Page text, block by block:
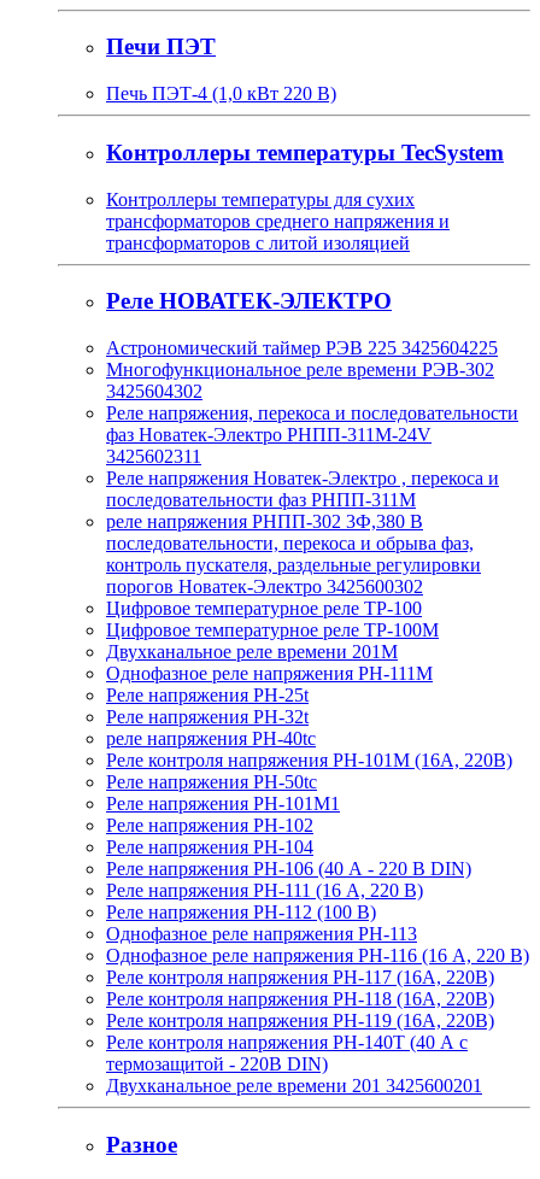
Печи ПЭТ
Печь ПЭТ-4 (1,0 кВт 220 В)
Контроллеры температуры TecSystem
Контроллеры температуры для сухих
трансформаторов среднего напряжения и
трансформаторов с литой изоляцией
Реле НОВАТЕК-ЭЛЕКТРО
Астрономический таймер РЭВ 225 3425604225
Многофункциональное реле времени РЭВ-302
3425604302
Реле напряжения, перекоса и последовательности
фаз Новатек-Электро РНПП-311М-24V
3425602311
Реле напряжения Новатек-Электро , перекоса и
последовательности фаз РНПП-311М
реле напряжения РНПП-302 3Ф,380 В
последовательности, перекоса и обрыва фаз,
контроль пускателя, раздельные регулировки
порогов Новатек-Электро 3425600302
Цифровое температурное реле ТР-100
Цифровое температурное реле ТР-100М
Двухканальное реле времени 201М
Однофазное реле напряжения РН-111М
Реле напряжения РН-25t
Реле напряжения РН-32t
реле напряжения РН-40tc
Реле контроля напряжения РН-101М (16А, 220В)
Реле напряжения РН-50tc
Реле напряжения РН-101М1
Реле напряжения РН-102
Реле напряжения РН-104
Реле напряжения РН-106 (40 А - 220 В DIN)
Реле напряжения РН-111 (16 А, 220 В)
Реле напряжения РН-112 (100 В)
Однофазное реле напряжения РН-113
Однофазное реле напряжения РН-116 (16 А, 220 В)
Реле контроля напряжения РН-117 (16А, 220В)
Реле контроля напряжения РН-118 (16А, 220В)
Реле контроля напряжения РН-119 (16А, 220В)
Реле контроля напряжения РН-140Т (40 А с
термозащитой - 220В DIN)
Двухканальное реле времени 201 3425600201
Разное